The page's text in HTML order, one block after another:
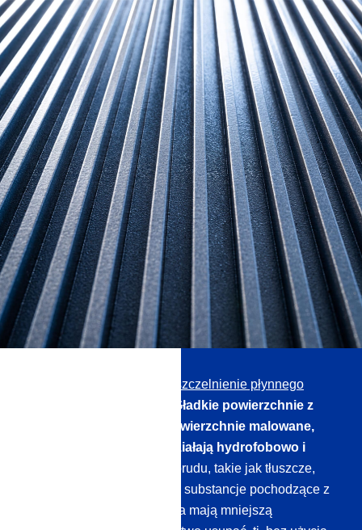
Profesjonalne uszczelnienie płynnego
Gładkie powierzchnie z
tworzywa sztucznego, powierzchnie malowane,
stal nierdzewna i metal działają hydrofobowo i
: Cząsteczki brudu, takie jak tłuszcze,
substancje oleiste, wapno i substancje pochodzące z
zanieczyszczeń środowiska mają mniejszą